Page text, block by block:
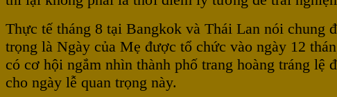
Thực tế tháng 8 tại Bangkok và Thái Lan nói chung
trọng là Ngày của Mẹ được tổ chức vào ngày 12
có cơ hội ngắm nhìn thành phố trang hoàng tráng
cho ngày lễ quan trọng này.